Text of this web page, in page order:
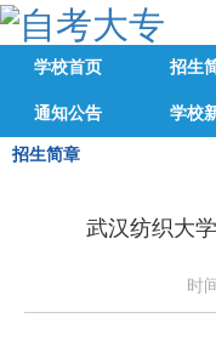
学校首页 招生
通知公告 学校
招生简章
武汉纺织大
时